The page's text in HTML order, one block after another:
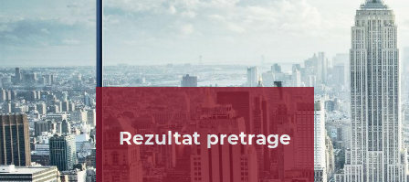
Rezultat pretrage